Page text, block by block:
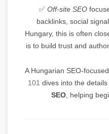
✅ Off-site SEO
backlinks, social
Hungary, this is often
is to build trust and
A Hungarian SEO-
101 dives into the
SEO, helping